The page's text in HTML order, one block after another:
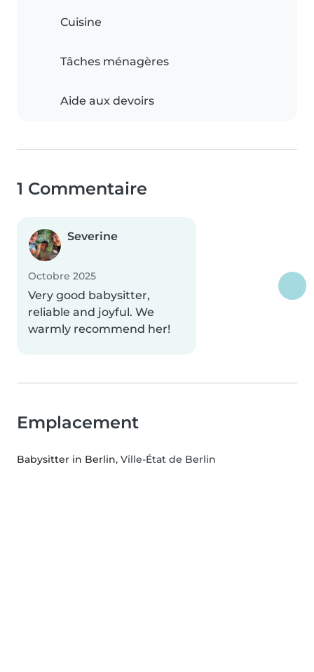
Cuisine
Tâches ménagères
Aide aux devoirs
1 Commentaire
Severine
Octobre 2025
Very good babysitter,
reliable and joyful. We
warmly recommend her!
Emplacement
Babysitter in Berlin, Ville-État de Berlin